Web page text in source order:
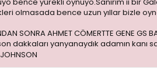
olmasada bence uzun yıllar bizle
SONRA AHMET CÖMERTTE GENE GS
dakkaları yanyanaydık adamın kanı